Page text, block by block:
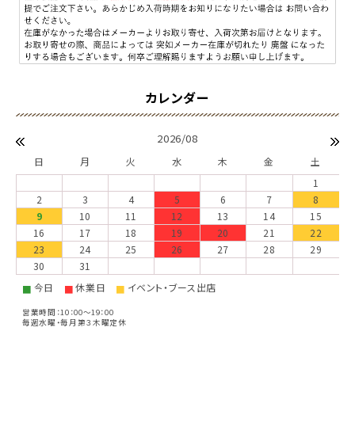
2026/08
日 月 火 水 木 金
土
1
2
3 4 5 6 7
8
9
10 11 12 13 14
15
16
17 18 19 20 21
22
23
24 25 26 27 28
29
30
31
■ 今日 ■休業日 ■ イベント・ブース出店
営業時間：10：00～19：00
毎週水曜・毎月第３木曜定休